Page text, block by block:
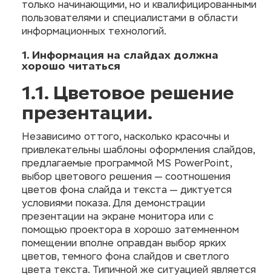
только начинающими, но и квалифицированными
пользователями и специалистами в области
информационных технологий.
1. Информация на слайдах должна
хорошо читаться
1.1. Цветовое решение
презентации.
Независимо оттого, насколько красочны и
привлекательны шаблоны оформления слайдов,
предлагаемые программой MS PowerPoint,
выбор цветового решения — соотношения
цветов фона слайда и текста — диктуется
условиями показа. Для демонстрации
презентации на экране монитора или с
помощью проектора в хорошо затемненном
помещении вполне оправдан выбор ярких
цветов, темного фона слайдов и светлого
цвета текста. Типичной же ситуацией является